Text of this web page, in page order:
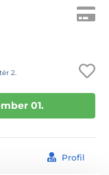
2.
01.
Profil